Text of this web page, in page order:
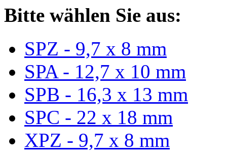
Bitte wählen Sie aus:
SPZ - 9,7 x 8 mm
SPA - 12,7 x 10 mm
SPB - 16,3 x 13 mm
SPC - 22 x 18 mm
XPZ - 9,7 x 8 mm